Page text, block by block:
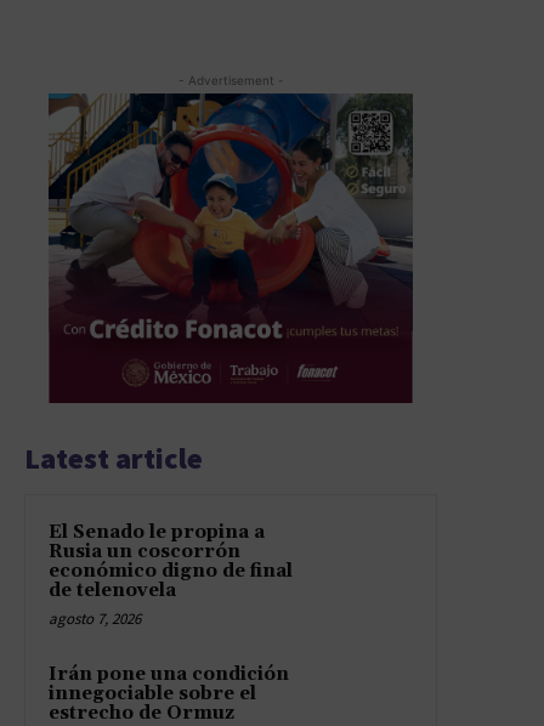
- Advertisement -
Latest article
El Senado le propina a
Rusia un coscorrón
económico digno de final
de telenovela
agosto 7, 2026
Irán pone una condición
innegociable sobre el
estrecho de Ormuz